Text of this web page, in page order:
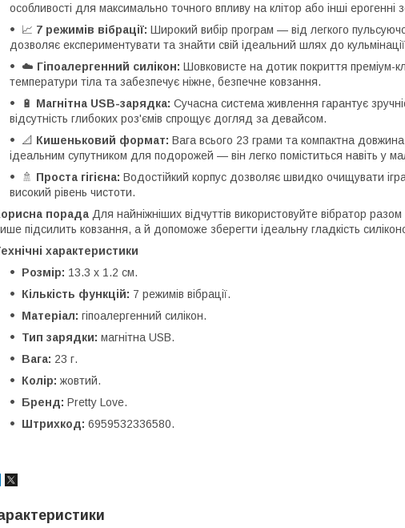
особливості для максимально точного впливу на клітор або інші ерогенні
📈 7 режимів вібрації: Широкий вибір програм — від легкого
дозволяє експериментувати та знайти свій ідеальний шлях до
☁️ Гіпоалергенний силікон: Шовковисте на дотик покриття преміум-
температури тіла та забезпечує ніжне, безпечне ковзання.
🔋 Магнітна USB-зарядка: Сучасна система живлення гарантує
відсутність глибоких роз'ємів спрощує догляд за девайсом.
📐 Кишеньковий формат: Вага всього 23 грами та компактна
ідеальним супутником для подорожей — він легко поміститься навіть у
🚿 Проста гігієна: Водостійкий корпус дозволяє швидко очищувати
високий рівень чистоти.
порада Для найніжніших відчуттів використовуйте вібратор
підсилить ковзання, а й допоможе зберегти ідеальну гладкість
характеристики
Розмір: 13.3 х 1.2 см.
Кількість функцій: 7 режимів вібрації.
Матеріал: гіпоалергенний силікон.
Тип зарядки: магнітна USB.
Вага: 23 г.
Колір: жовтий.
Бренд: Pretty Love.
Штрихкод: 6959532336580.